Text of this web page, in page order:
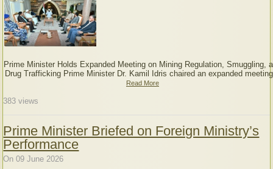
Prime Minister Holds Expanded Meeting on Mining Regulation, Smuggling,
Drug Trafficking Prime Minister Dr. Kamil Idris chaired an expanded
Read More
383 views
Prime Minister Briefed on Foreign Ministry’s
Performance
On 09 June 2026